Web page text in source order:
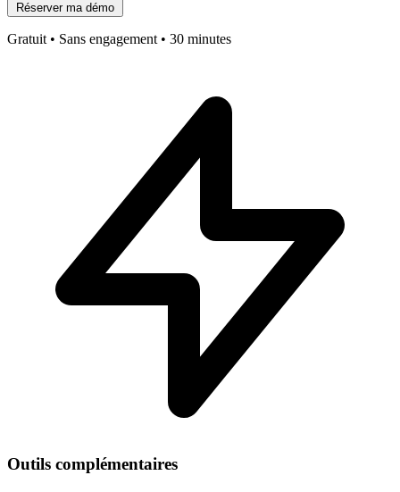
Réserver ma démo
Gratuit • Sans engagement • 30 minutes
Outils complémentaires